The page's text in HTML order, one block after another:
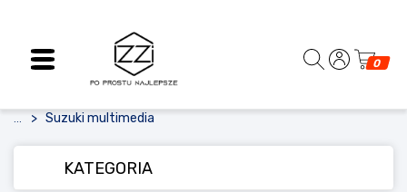
0
Suzuki multimedia
KATEGORIA